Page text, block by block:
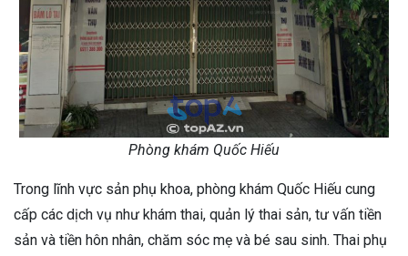
Phòng khám Quốc Hiếu
Trong lĩnh vực sản phụ khoa, phòng khám Quốc Hiếu cung
cấp các dịch vụ như khám thai, quản lý thai sản, tư vấn tiền
sản và tiền hôn nhân, chăm sóc mẹ và bé sau sinh. Thai phụ